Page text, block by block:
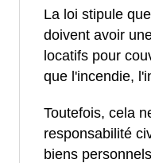
La loi stipule
doivent avoir
locatifs pour
que l'incendie,
Toutefois, cela
responsabilité
biens